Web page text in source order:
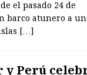
el pasado 24 de
barco atunero a
[…]
y Perú